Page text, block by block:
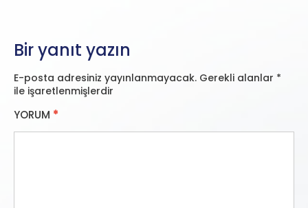
Bir yanıt yazın
E-posta adresiniz yayınlanmayacak. Gerekli alanlar *
ile işaretlenmişlerdir
YORUM *